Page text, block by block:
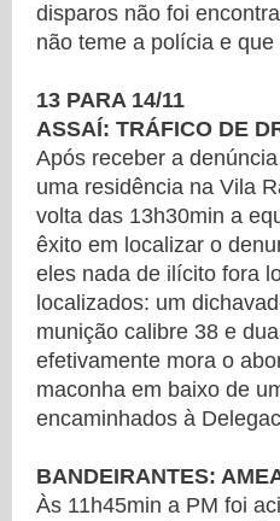
disparos não foi
não teme a polícia e
13 PARA 14/11
ASSAÍ: TRÁFICO DE
Após receber a
uma residência na Vila
volta das 13h30min a
êxito em localizar o
eles nada de ilícito fora
localizados: um
munição calibre 38 e
efetivamente mora o
maconha em baixo de
encaminhados à
BANDEIRANTES:
Às 11h45min a PM foi